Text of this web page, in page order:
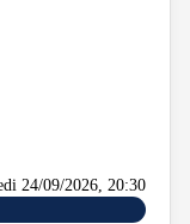
24/09/2026, 20:30